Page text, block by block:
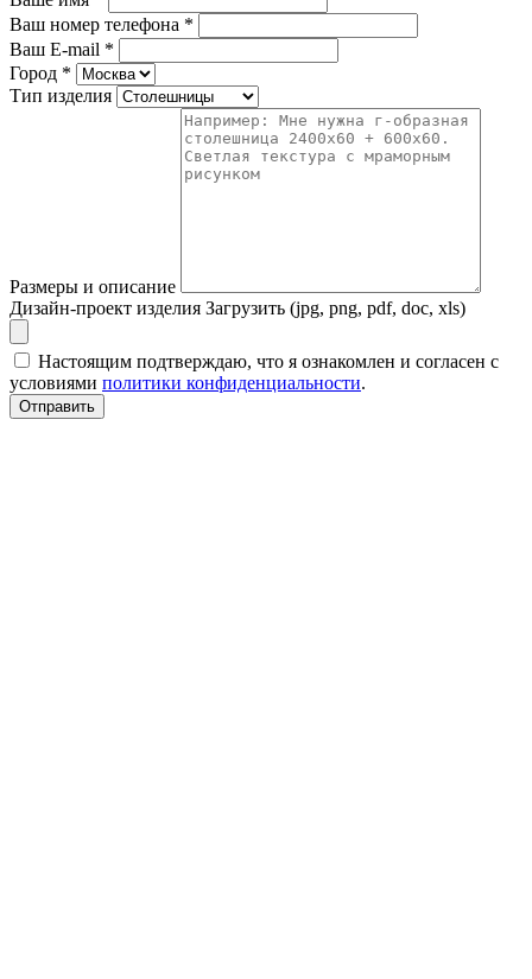
Ваш номер телефона *
Ваш E-mail *
Город *
Тип изделия
Размеры и описание
Дизайн-проект изделия Загрузить (jpg, png, pdf, doc, xls)
Настоящим подтверждаю, что я ознакомлен и согласен с
условиями политики конфиденциальности.
Отправить